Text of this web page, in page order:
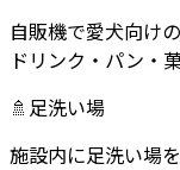
自販機で愛犬向け
ドリンク・パン・
🚿 足洗い場
施設内に足洗い場